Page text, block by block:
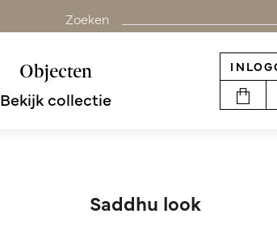
Zoeken
Objecten
Bekijk collectie
Saddhu look